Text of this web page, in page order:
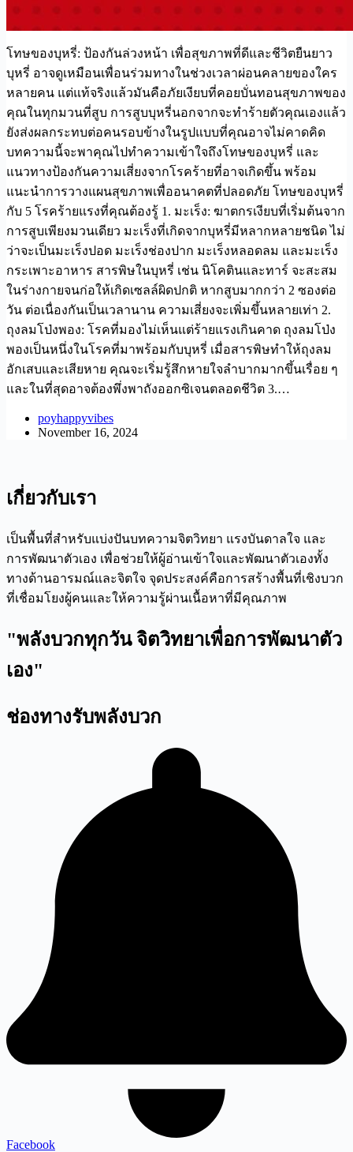
โทษของบุหรี่: ป้องกันล่วงหน้า เพื่อสุขภาพที่ดีและชีวิตยืนยาว
บุหรี่ อาจดูเหมือนเพื่อนร่วมทางในช่วงเวลาผ่อนคลายของใคร
หลายคน แต่แท้จริงแล้วมันคือภัยเงียบที่คอยบั่นทอนสุขภาพของ
คุณในทุกมวนที่สูบ การสูบบุหรี่นอกจากจะทำร้ายตัวคุณเองแล้ว
ยังส่งผลกระทบต่อคนรอบข้างในรูปแบบที่คุณอาจไม่คาดคิด
บทความนี้จะพาคุณไปทำความเข้าใจถึงโทษของบุหรี่ และ
แนวทางป้องกันความเสี่ยงจากโรคร้ายที่อาจเกิดขึ้น พร้อม
แนะนำการวางแผนสุขภาพเพื่ออนาคตที่ปลอดภัย โทษของบุหรี่
กับ 5 โรคร้ายแรงที่คุณต้องรู้ 1. มะเร็ง: ฆาตกรเงียบที่เริ่มต้นจาก
การสูบเพียงมวนเดียว มะเร็งที่เกิดจากบุหรี่มีหลากหลายชนิด ไม่
ว่าจะเป็นมะเร็งปอด มะเร็งช่องปาก มะเร็งหลอดลม และมะเร็ง
กระเพาะอาหาร สารพิษในบุหรี่ เช่น นิโคตินและทาร์ จะสะสม
ในร่างกายจนก่อให้เกิดเซลล์ผิดปกติ หากสูบมากกว่า 2 ซองต่อ
วัน ต่อเนื่องกันเป็นเวลานาน ความเสี่ยงจะเพิ่มขึ้นหลายเท่า 2.
ถุงลมโป่งพอง: โรคที่มองไม่เห็นแต่ร้ายแรงเกินคาด ถุงลมโป่ง
พองเป็นหนึ่งในโรคที่มาพร้อมกับบุหรี่ เมื่อสารพิษทำให้ถุงลม
อักเสบและเสียหาย คุณจะเริ่มรู้สึกหายใจลำบากมากขึ้นเรื่อย ๆ
และในที่สุดอาจต้องพึ่งพาถังออกซิเจนตลอดชีวิต 3.…
poyhappyvibes
November 16, 2024
เกี่ยวกับเรา
เป็นพื้นที่สำหรับแบ่งปันบทความจิตวิทยา แรงบันดาลใจ และ
การพัฒนาตัวเอง เพื่อช่วยให้ผู้อ่านเข้าใจและพัฒนาตัวเองทั้ง
ทางด้านอารมณ์และจิตใจ จุดประสงค์คือการสร้างพื้นที่เชิงบวก
ที่เชื่อมโยงผู้คนและให้ความรู้ผ่านเนื้อหาที่มีคุณภาพ
"พลังบวกทุกวัน จิตวิทยาเพื่อการพัฒนาตัว
เอง"
ช่องทางรับพลังบวก
Facebook